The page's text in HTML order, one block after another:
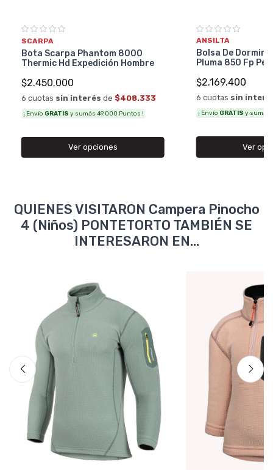
SCARPA
Bota Scarpa Phantom 8000
Thermic Hd Expedición Hombre
$2.450.000
6 cuotas sin interés de $408.333
¡ Envío GRATIS y sumás 49.000 Puntos !
Ver opciones
ANSILTA
Bolsa De Dormir
Pluma 850 Fp
$2.169.400
6 cuotas sin
¡ Envío GRATIS y sumás
Ver
QUIENES VISITARON Campera Pinocho
4 (Niños) PONTETORTO TAMBIÉN SE
INTERESARON EN...